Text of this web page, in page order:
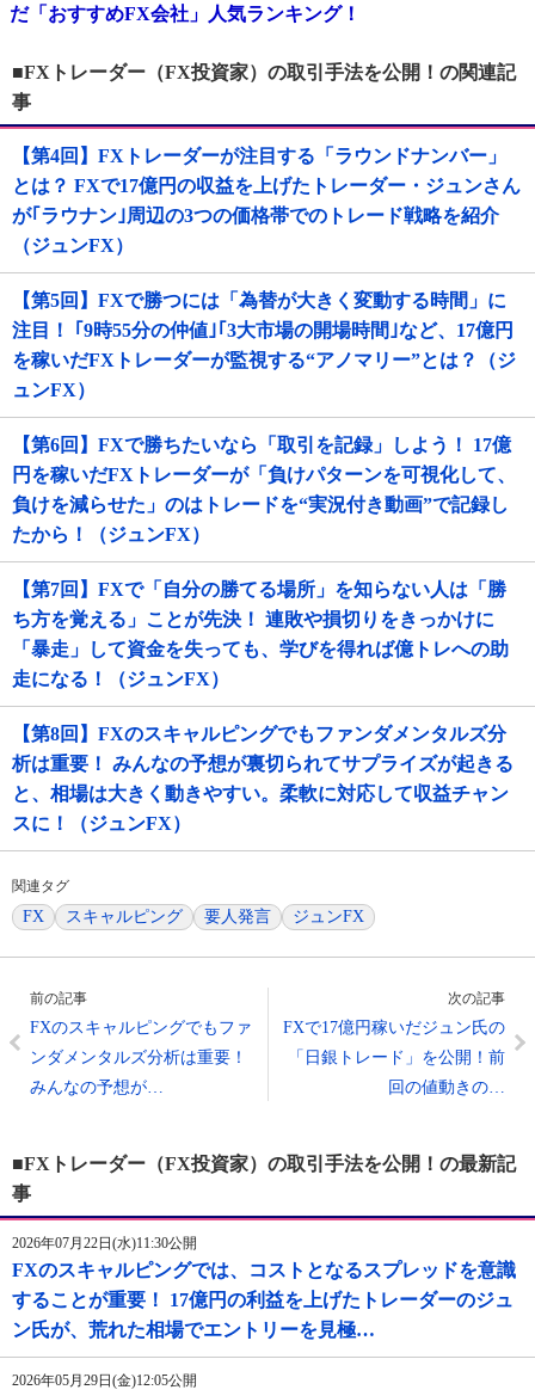
だ「おすすめFX会社」人気ランキング！
■FXトレーダー（FX投資家）の取引手法を公開！の関連記
事
【第4回】FXトレーダーが注目する「ラウンドナンバー」
とは？ FXで17億円の収益を上げたトレーダー・ジュンさん
が｢ラウナン｣周辺の3つの価格帯でのトレード戦略を紹介
（ジュンFX）
【第5回】FXで勝つには「為替が大きく変動する時間」に
注目！ ｢9時55分の仲値｣｢3大市場の開場時間｣など、17億円
を稼いだFXトレーダーが監視する“アノマリー”とは？（ジ
ュンFX）
【第6回】FXで勝ちたいなら「取引を記録」しよう！ 17億
円を稼いだFXトレーダーが「負けパターンを可視化して、
負けを減らせた」のはトレードを“実況付き動画”で記録し
たから！（ジュンFX）
【第7回】FXで「自分の勝てる場所」を知らない人は「勝
ち方を覚える」ことが先決！ 連敗や損切りをきっかけに
「暴走」して資金を失っても、学びを得れば億トレへの助
走になる！（ジュンFX）
【第8回】FXのスキャルピングでもファンダメンタルズ分
析は重要！ みんなの予想が裏切られてサプライズが起きる
と、相場は大きく動きやすい。柔軟に対応して収益チャン
スに！（ジュンFX）
関連タグ
FX スキャルピング 要人発言 ジュンFX
前の記事
FXのスキャルピングでもファ
ンダメンタルズ分析は重要！
みんなの予想が…
次の記事
FXで17億円稼いだジュン氏の
「日銀トレード」を公開！前
回の値動きの…
■FXトレーダー（FX投資家）の取引手法を公開！の最新記
事
2026年07月22日(水)11:30公開
FXのスキャルピングでは、コストとなるスプレッドを意識
することが重要！ 17億円の利益を上げたトレーダーのジュ
ン氏が、荒れた相場でエントリーを見極…
2026年05月29日(金)12:05公開